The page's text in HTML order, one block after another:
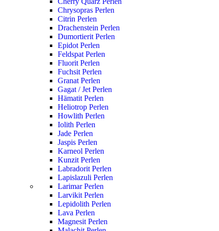
Chrysopras Perlen
Citrin Perlen
Drachenstein Perlen
Dumortierit Perlen
Epidot Perlen
Feldspat Perlen
Fluorit Perlen
Fuchsit Perlen
Granat Perlen
Gagat / Jet Perlen
Hämatit Perlen
Heliotrop Perlen
Howlith Perlen
Iolith Perlen
Jade Perlen
Jaspis Perlen
Karneol Perlen
Kunzit Perlen
Labradorit Perlen
Lapislazuli Perlen
Larimar Perlen
Larvikit Perlen
Lepidolith Perlen
Lava Perlen
Magnesit Perlen